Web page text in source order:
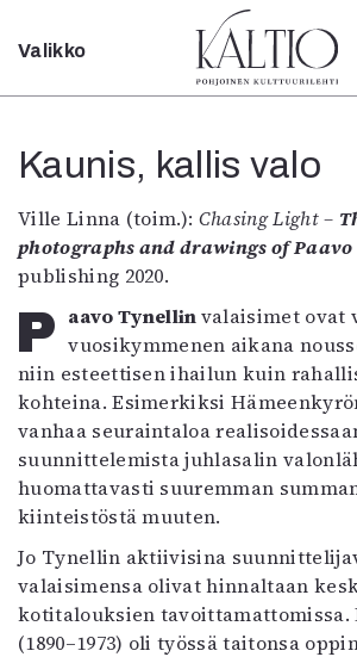
Sulje
Verkkoartikkeli
Tanssi
Tanssi
Sámegillii
Pääkirjoitus
Paperilehdestä
Oulu2026
Näyttelyt
Musiikki
Levyt
Kuvataide
Kirjat
In English
Esitystaide
Arkisto
Valikko
Kaunis, kallis valo
Ville Linna (toim.): Chasing Light –
photographs and drawings of
publishing 2020.
Paavo Tynellinvalaisimet ovat
vuosikymmenen aikana
niin esteettisen ihailun kuin
kohteina. Esimerkiksi
vanhaa seuraintaloa
suunnittelemista juhlasalin
huomattavasti suuremman
kiinteistöstä muuten.
Jo Tynellin aktiivisina
valaisimensa olivat hinnaltaan
kotitalouksien tavoittamattomissa.
(1890–1973) oli työssä taitonsa